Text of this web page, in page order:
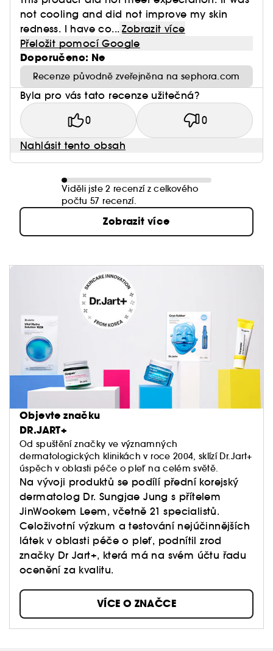
not cooling and did not improve my skin
redness. I have co... Zobrazit více
Přeložit pomocí Google
Doporučeno: Ne
Recenze původně zveřejněna na sephora.com
Byla pro vás tato recenze užitečná?
0 0
Nahlásit tento obsah
Viděli jste 2 recenzí z celkového
počtu 57 recenzí.
Zobrazit více
Objevte značku
DR.JART+
Od spuštění značky ve významných
dermatologických klinikách v roce 2004, sklízí Dr.Jart+
úspěch v oblasti péče o pleť na celém světě.
Na vývoji produktů se podílí přední korejský
dermatolog Dr. Sungjae Jung s přítelem
JinWookem Leem, včetně 21 specialistů.
Celoživotní výzkum a testování nejúčinnějších
látek v oblasti péče o pleť, podnítil zrod
značky Dr Jart+, která má na svém účtu řadu
ocenění za kvalitu.
VÍCE O ZNAČCE